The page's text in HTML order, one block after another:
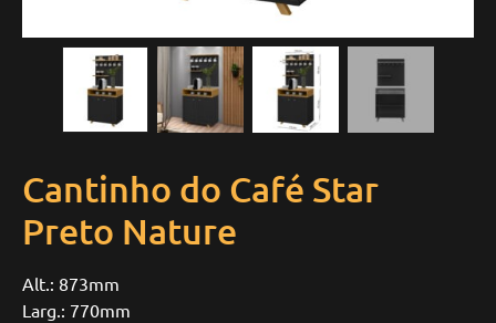
Cantinho do Café Star
Preto Nature
Alt.: 873mm
Larg.: 770mm